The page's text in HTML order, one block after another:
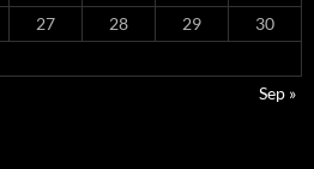
27 28 29
30
Sep »